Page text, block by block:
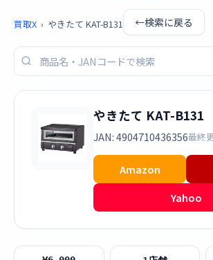
買取X › やきたて KAT-B131 ←検索に戻る
やきたて KAT-B131
JAN: 4904710436356最終
Amazon
Yahoo